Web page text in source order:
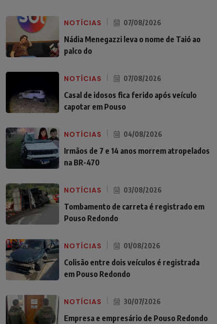
NOTÍCIAS 07/08/2026
Nádia Menegazzi leva o nome de Taió ao
palco do
NOTÍCIAS 07/08/2026
Casal de idosos fica ferido após veículo
capotar em Pouso
NOTÍCIAS 04/08/2026
Irmãos de 7 e 14 anos morrem atropelados
na BR-470
NOTÍCIAS 03/08/2026
Tombamento de carreta é registrado em
Pouso Redondo
NOTÍCIAS 01/08/2026
Colisão entre dois veículos é registrada
em Pouso Redondo
NOTÍCIAS 30/07/2026
Empresa e empresário de Pouso Redondo